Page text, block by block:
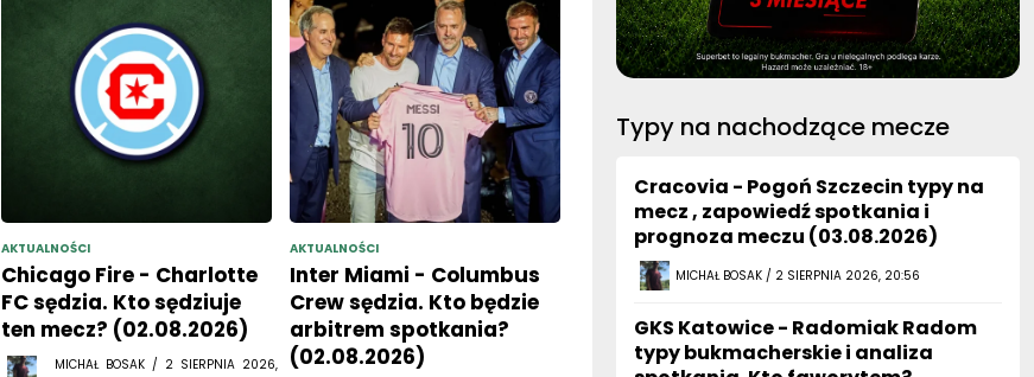
Chicago Fire - Charlotte
FC sędzia. Kto sędziuje
ten mecz? (02.08.2026)
MICHAŁ BOSAK / 2 SIERPNIA 2026,
1:48
AKTUALNOŚCI
Inter Miami - Columbus
Crew sędzia. Kto będzie
arbitrem spotkania?
(02.08.2026)
MICHAŁ BOSAK / 2 SIERPNIA 2026,
0:53
Typy na nachodzące mecze
Cracovia - Pogoń Szczecin typy na
prognoza meczu (03.08.2026)
MICHAŁ BOSAK / 2 SIERPNIA 2026, 20:56
GKS Katowice - Radomiak Radom
spotkania. Kto faworytem?
(02.08.2026)